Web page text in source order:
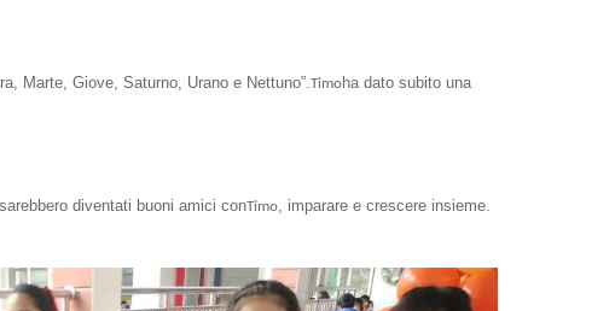
Marte, Giove, Saturno, Urano e Nettuno”.Timoha dato subito una
diventati buoni amici conTimo, imparare e crescere insieme.